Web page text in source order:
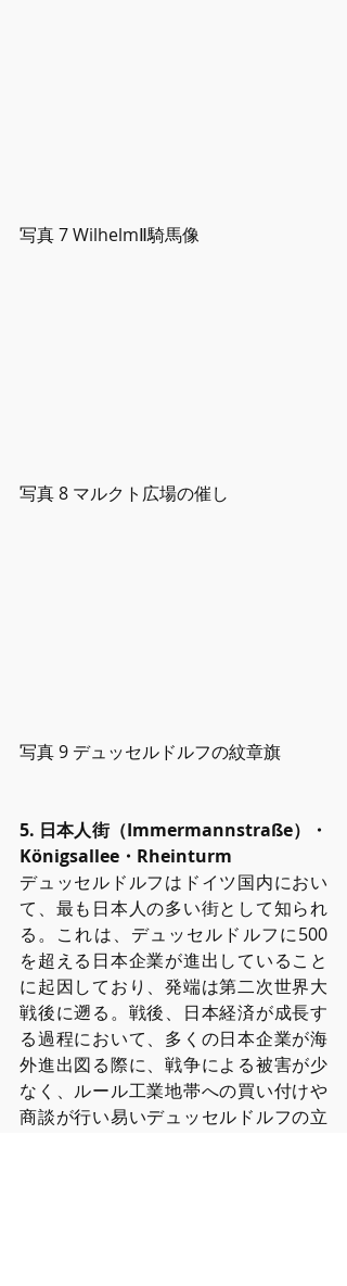
写真 7 WilhelmⅡ騎⾺像
写真 8 マルクト広場の催し
写真 9 デュッセルドルフの紋章旗
5. ⽇本⼈街（Immermannstraße）・
Königsallee・Rheinturm
デュッセルドルフはドイツ国内におい
て、最も⽇本⼈の多い街として知られ
る。これは、デュッセルドルフに500
を超える⽇本企業が進出していること
に起因しており、発端は第⼆次世界⼤
戦後に遡る。戦後、⽇本経済が成⻑す
る過程において、多くの⽇本企業が海
外進出図る際に、戦争による被害が少
なく、ルール⼯業地帯への買い付けや
商談が⾏い易いデュッセルドルフの⽴